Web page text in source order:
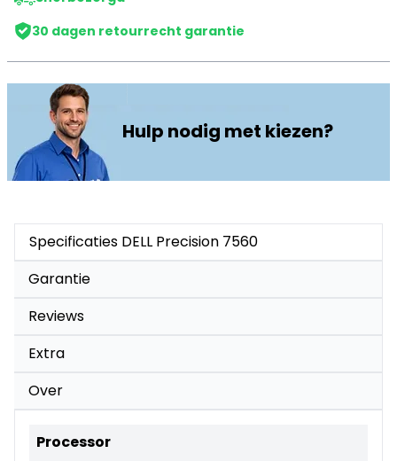
30 dagen retourrecht garantie
Hulp nodig met kiezen?
Specificaties DELL Precision 7560
Garantie
Reviews
Extra
Over
Processor